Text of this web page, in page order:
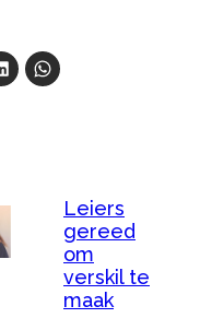
Leiers
gereed
om
verskil te
maak